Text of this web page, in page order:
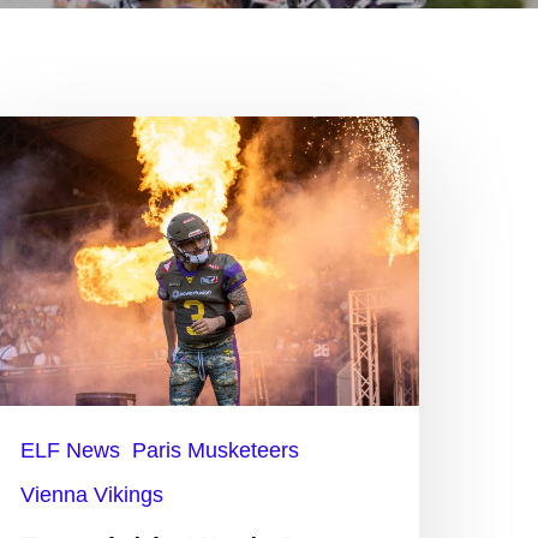
ELF News Paris Musketeers
Vienna Vikings